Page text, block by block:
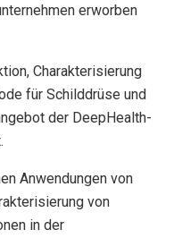
erworben
Charakterisierung
für Schilddrüse und
der DeepHealth-
Anwendungen von
von
in der